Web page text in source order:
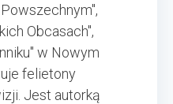
Obcasach",
w Nowym
felietony
Jest autorką